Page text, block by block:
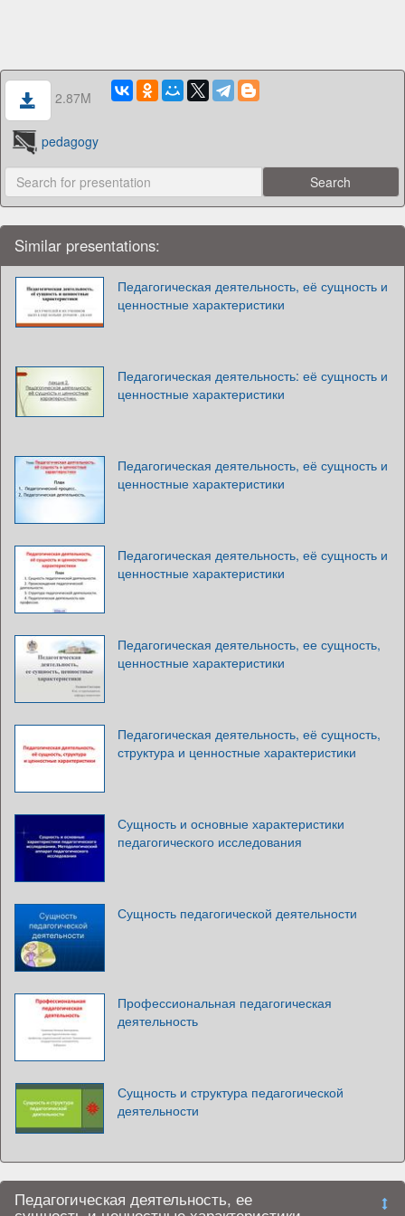
2.87M
pedagogy
Similar presentations:
Педагогическая деятельность, её сущность и
ценностные характеристики
Педагогическая деятельность: её сущность и
ценностные характеристики
Педагогическая деятельность, её сущность и
ценностные характеристики
Педагогическая деятельность, её сущность и
ценностные характеристики
Педагогическая деятельность, ее сущность,
ценностные характеристики
Педагогическая деятельность, её сущность,
структура и ценностные характеристики
Сущность и основные характеристики
педагогического исследования
Сущность педагогической деятельности
Профессиональная педагогическая
деятельность
Сущность и структура педагогической
деятельности
Педагогическая деятельность, ее